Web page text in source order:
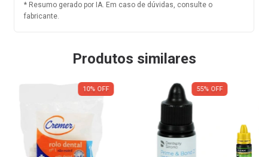
* Resumo gerado por IA. Em caso de dúvidas, consulte o
fabricante.
Produtos similares
10% OFF 55% OFF